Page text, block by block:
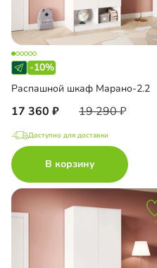
-10%
Распашной шкаф Марано-2.2
17 360 19 290
Доступно для доставки
В корзину